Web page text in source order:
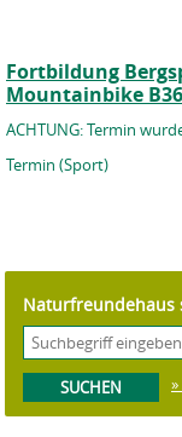
Fortbildung
Mountainbike
ACHTUNG: Termin
Termin (Sport)
Naturfreundehaus